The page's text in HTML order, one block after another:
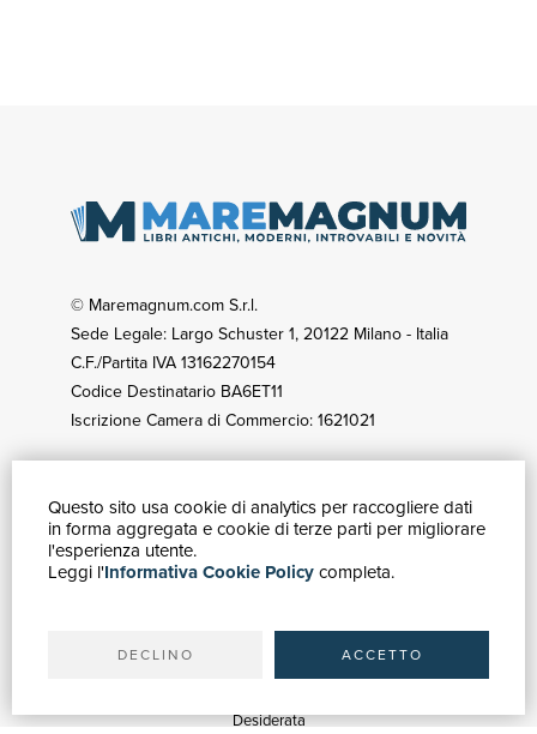
Questo sito usa cookie di analytics per raccogliere dati
in forma aggregata e cookie di terze parti per migliorare
l'esperienza utente.
Leggi l'Informativa Cookie Policycompleta.
DECLINO ACCETTO
© Maremagnum.com S.r.l.
Sede Legale: Largo Schuster 1, 20122 Milano - Italia
C.F./Partita IVA 13162270154
Codice Destinatario BA6ET11
Iscrizione Camera di Commercio: 1621021
GUIDA ACQUISTI
Catalogo
Ricerca avanzata
Spedizioni
Desiderata